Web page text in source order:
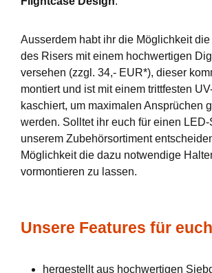
Ausserdem habt ihr die Möglichkeit
des Risers mit einem hochwertigen
versehen (zzgl. 34,- EUR*), dieser
montiert und ist mit einem trittfesten
kaschiert, um maximalen Ansprüchen
werden. Solltet ihr euch für einen
unserem Zubehörsortiment
Möglichkeit die dazu notwendige
vormontieren zu lassen.
Unsere Features für
hergestellt aus hochwertigen